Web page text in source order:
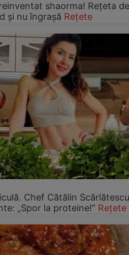
shaorma! Rețeta de
și nu îngrașă Rețete
Chef Cătălin
„Spor la proteine!” Rețete